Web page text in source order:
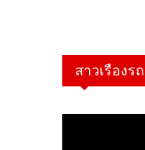
สาวเรืองรถ